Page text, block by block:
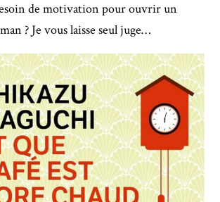
de motivation pour ouvrir un
? Je vous laisse seul juge…